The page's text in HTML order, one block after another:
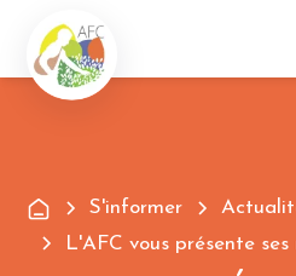
S'informer
L'AFC vous présente